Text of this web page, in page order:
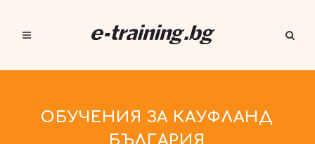
ОБУЧЕНИЯ ЗА КАУФЛАНД
БЪЛГАРИЯ